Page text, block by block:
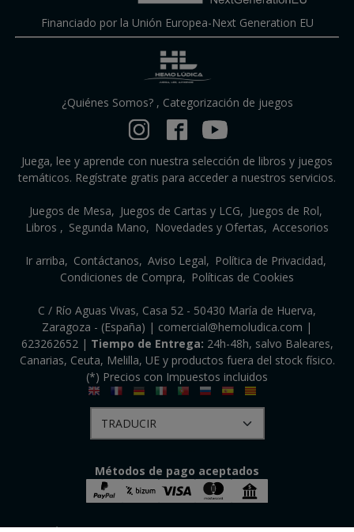
Financiado por la Unión Europea-Next Generation EU
¿Quiénes Somos?, Categorización de juegos
Juega, lee y aprende con nuestra selección de libros y juegos
temáticos. Regístrate gratis para acceder a nuestros servicios.
Juegos de Mesa Juegos de Cartas y LCG
Juegos de Rol
Libros
Segunda Mano Novedades y Ofertas Accesorios
Ir arriba Contáctanos Aviso Legal
Política de Privacidad
Condiciones de Compra
Políticas de Cookies
C / Río Aguas Vivas, Casa 52 - 50430 María de Huerva,
Zaragoza - (España) | comercial@hemoludica.com |
623262652| Tiempo de Entrega: 24h-48h, salvo Baleares,
Canarias, Ceuta, Melilla, UE y productos fuera del stock físico.
(*) Precios con Impuestos incluidos
Métodos de pago aceptados